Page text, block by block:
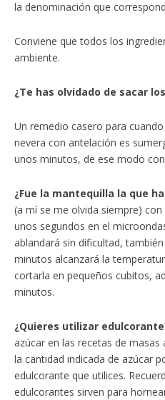
la denominación que
Conviene que todos los
ambiente.
¿Te has olvidado de sacar
Un remedio casero para
nevera con antelación es
unos minutos, de ese modo
¿Fue la mantequilla la que
(a mí se me olvida siempre)
unos segundos en el
ablandará sin dificultad,
minutos alcanzará la
cortarla en pequeños cubitos,
minutos.
¿Quieres utilizar
azúcar en las recetas de
la cantidad indicada de azúcar
edulcorante que utilices.
edulcorantes sirven para